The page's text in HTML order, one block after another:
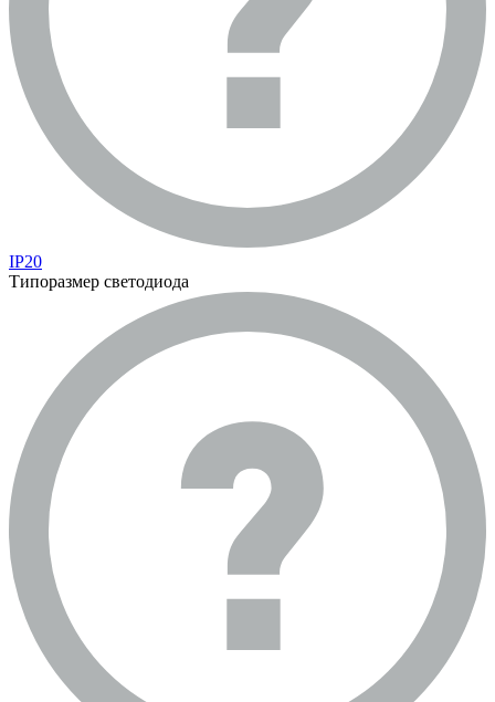
IP20
Типоразмер светодиода